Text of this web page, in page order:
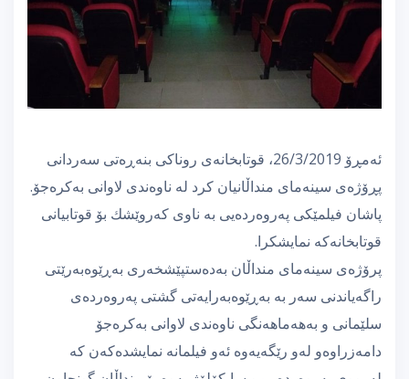
ئەمڕۆ 26/3/2019، قوتابخانەی روناكی بنەڕەتی سەردانی
پڕۆژەی سینەمای منداڵانیان كرد لە ناوەندی لاوانی بەكرەجۆ.
پاشان فیلمێكی پەروەردەیی بە ناوی كەروێشك بۆ قوتابیانی
قوتابخانەكە نمایشكرا.
پرۆژەی سینەمای منداڵان بەدەستپێشخەری بەڕێوەبەرێتی
راگەیاندنی سەر بە بەڕێوەبەرایەتی گشتی پەروەردەی
سلێمانی و بەهەماهەنگی ناوەندی لاوانی بەكرەجۆ
دامەزراوەو لەو رێگەیەوە ئەو فیلمانە نمایشدەكەن كە